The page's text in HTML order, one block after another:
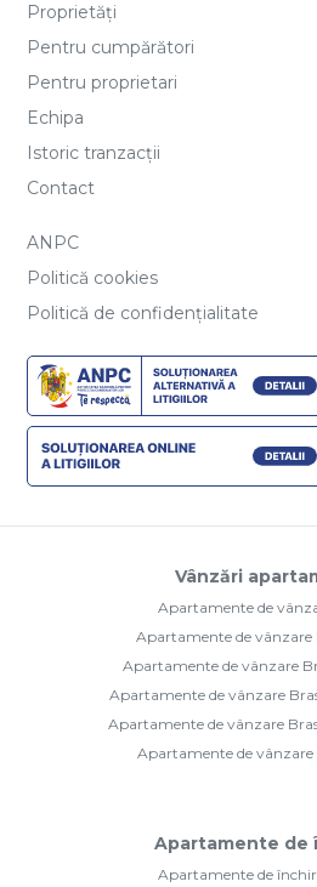
Proprietăți
Pentru cumpărători
Pentru proprietari
Echipa
Istoric tranzacții
Contact
ANPC
Politică cookies
Politică de confidențialitate
Vânzări
Apartamente de
Apartamente de vânzare
Apartamente de vânzare
Apartamente de vânzare
Apartamente de vânzare
Apartamente de vânzare
Apartamente de
Apartamente de